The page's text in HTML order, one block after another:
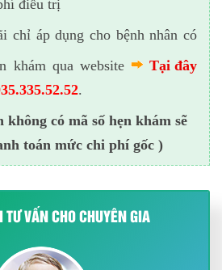
điều trị
chỉ áp dụng cho bệnh nhân có
khám qua website
Tại đây
.
không có mã số hẹn khám sẽ
toán mức chi phí gốc )
TƯ VẤN CHO CHUYÊN GIA